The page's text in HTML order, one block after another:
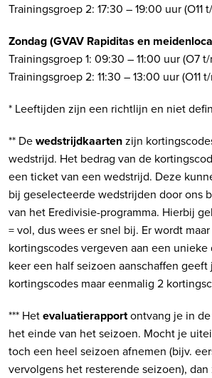
Trainingsgroep 2: 17:30 – 19:00 uur (O11
Zondag (GVAV Rapiditas en
Trainingsgroep 1: 09:30 – 11:00 uur (O7 t/
Trainingsgroep 2: 11:30 – 13:00 uur (O11
* Leeftijden zijn een richtlijn en niet
** Dewedstrijdkaartenzijn
wedstrijd. Het bedrag van de
een ticket van een wedstrijd. Deze
bij geselecteerde wedstrijden door ons
van het Eredivisie-programma. Hierbij
= vol, dus wees er snel bij. Er wordt
kortingscodes vergeven aan een unieke
keer een half seizoen aanschaffen geeft
kortingscodes maar eenmalig 2
*** Hetevaluatierapportontvang je in
het einde van het seizoen. Mocht je
toch een heel seizoen afnemen (bijv.
vervolgens het resterende seizoen),